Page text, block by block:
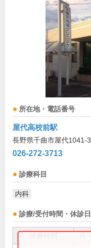
所在地・電話番号
屋代高校前駅
長野県千曲市屋代1041-3
026-272-3713
診療科目
内科
診療/受付時間・休診日